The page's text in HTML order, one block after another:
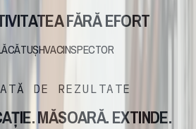
FĂRĂ EFORT
HVACINSPECTOR
DE REZULTATE
MĂSOARĂ. EXTINDE.